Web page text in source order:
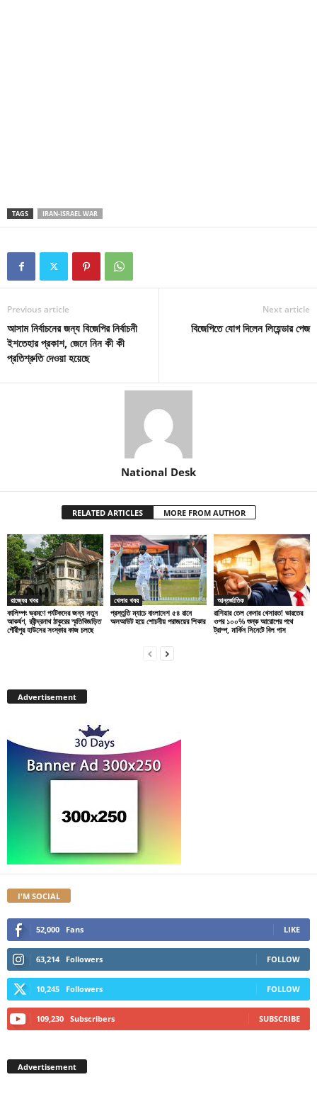
TAGS IRAN-ISRAEL WAR
Previous article
আসাম নির্বাচনের জন্য বিজেপির নির্বাচনী
ইশতেহার প্রকাশ, জেনে নিন কী কী
প্রতিশ্রুতি দেওয়া হয়েছে
Next article
বিজেপিতে যোগ দিলেন লিয়েন্ডার পেজ
National Desk
RELATED ARTICLES MORE FROM AUTHOR
রাজ্যের খবর
কালিম্পং ভ্রমণে পর্যটকদের জন্য নতুন
আকর্ষণ, রবীন্দ্রনাথ ঠাকুরের স্মৃতিবিজড়িত
গৌরীপুর হাউসের সংস্কার কাজ চলছে
খেলার খবর
প্রস্তুতি ম্যাচে বাংলাদেশ ৫৪ রানে
অলআউট হয়ে শোচনীয় পরাজয়ের শিকার
আন্তর্জাতিক
রাশিয়ার তেল কেনার খেসারত! ভারতের
ওপর ১০০% শুল্ক আরোপের পথে
ট্রাম্প, মার্কিন সিনেটে বিল পাস
Advertisement
I'M SOCIAL
52,000 Fans LIKE
63,214 Followers FOLLOW
10,245 Followers FOLLOW
109,230 Subscribers SUBSCRIBE
Advertisement